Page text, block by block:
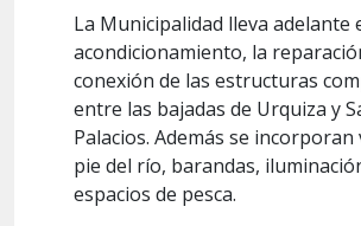
La Municipalidad lleva adelante
acondicionamiento, la
conexión de las estructuras
entre las bajadas de Urquiza y
Palacios. Además se incorporan
pie del río, barandas,
espacios de pesca.